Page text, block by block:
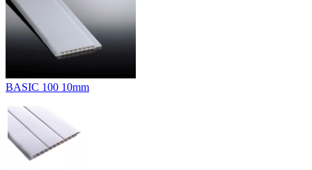
BASIC 100 10mm